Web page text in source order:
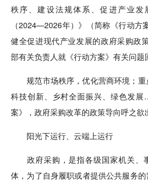
秩序、建设法规体系、促进产业发
（2024—2026年）》（简称《行动方
健全促进现代产业发展的政府采购政
部有关负责人就《行动方案》有关问题
规范市场秩序，优化营商环境；重
科技创新、乡村全面振兴、绿色发
案》，政府采购改革的政策导向呼之欲
阳光下运行、云端上运行
政府采购，是指各级国家机关、
体，为了自身履职或者提供公共服务